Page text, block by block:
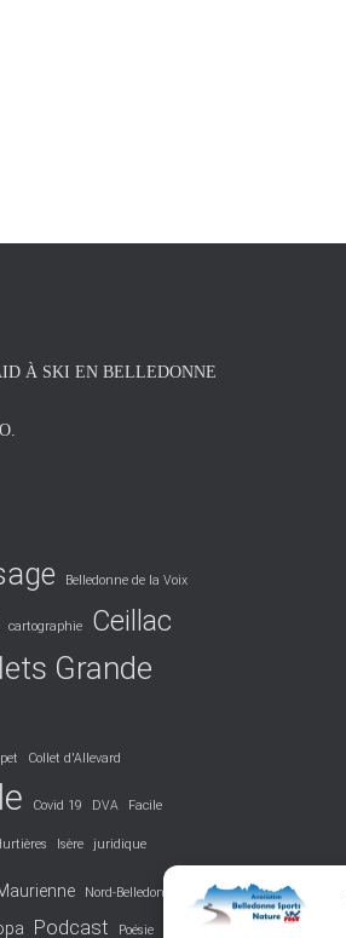
À SKI EN BELLEDONNE
Belledonne de la Voix
cartographie Ceillac
Grande
Collet d'Allevard
Covid 19 DVA Facile
Isère juridique
Nord-Belledonne
Podcast Poésie